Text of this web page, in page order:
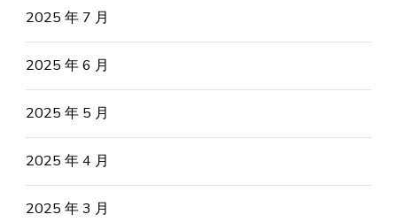
2025 年 7 月
2025 年 6 月
2025 年 5 月
2025 年 4 月
2025 年 3 月